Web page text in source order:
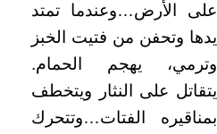
على الأرض…وعندما تمتد
يدها وتحفن من فتيت الخبز
وترمي، يهجم الحمام.
يتقاتل على النثار ويتخطف
بمناقيره الفتات…وتتحرك